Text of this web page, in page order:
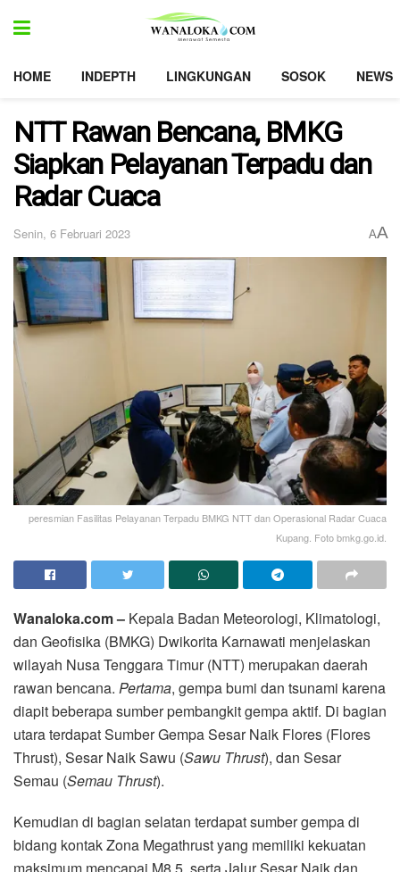
HOME INDEPTH LINGKUNGAN SOSOK NEWS
NTT Rawan Bencana, BMKG
Siapkan Pelayanan Terpadu dan
Radar Cuaca
Senin, 6 Februari 2023 AA
peresmian Fasilitas Pelayanan Terpadu BMKG NTT dan Operasional Radar Cuaca
Kupang. Foto bmkg.go.id.
Wanaloka.com – Kepala Badan Meteorologi, Klimatologi,
dan Geofisika (BMKG) Dwikorita Karnawati menjelaskan
wilayah Nusa Tenggara Timur (NTT) merupakan daerah
rawan bencana. Pertama, gempa bumi dan tsunami karena
diapit beberapa sumber pembangkit gempa aktif. Di bagian
utara terdapat Sumber Gempa Sesar Naik Flores (Flores
Thrust), Sesar Naik Sawu (Sawu Thrust), dan Sesar
Semau (Semau Thrust).
Kemudian di bagian selatan terdapat sumber gempa di
bidang kontak Zona Megathrust yang memiliki kekuatan